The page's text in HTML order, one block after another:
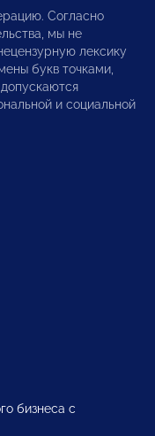
Согласно
мы не
лексику
букв точками,
и социальной
бизнеса с